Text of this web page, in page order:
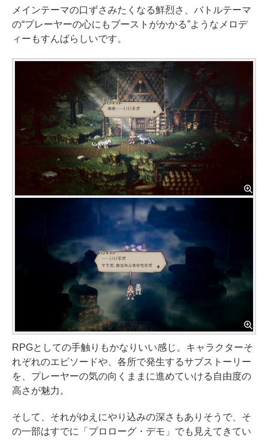
メインテーマの口ずさみたくなる鮮烈さ、バトルテーマ
の“プレーヤーの心にもブーストがかかる”ようなメロデ
ィーもすんばらしいです。
RPGとしての手触りもかなりいい感じ。キャラクターそ
れぞれのエピソードや、各所で発生するサブストーリー
を、プレーヤーの気の向くままに進めていける自由度の
高さが魅力。
そして、それがゆえにやり込みの深さもありそうで、そ
の一部はすでに「プロローグ・デモ」でも見えてきてい